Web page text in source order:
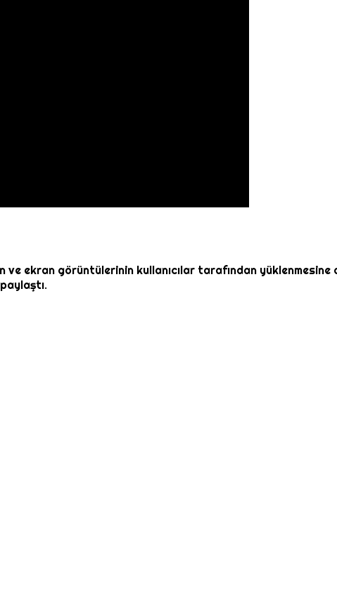
ekran görüntülerinin kullanıcılar tarafından yüklenmesine